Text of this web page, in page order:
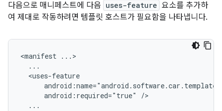
다음으로 매니페스트에 다음 uses-feature 요소를 추가하
여 제대로 작동하려면 템플릿 호스트가 필요함을 나타냅니다.
<manifest
android:required="true"
...